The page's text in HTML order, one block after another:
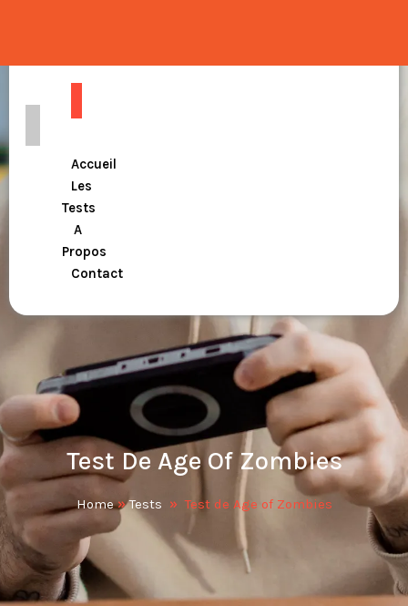
Accueil
Les
Tests
A
Propos
Contact
Test De Age Of Zombies
Home»Tests » Test de Age of Zombies